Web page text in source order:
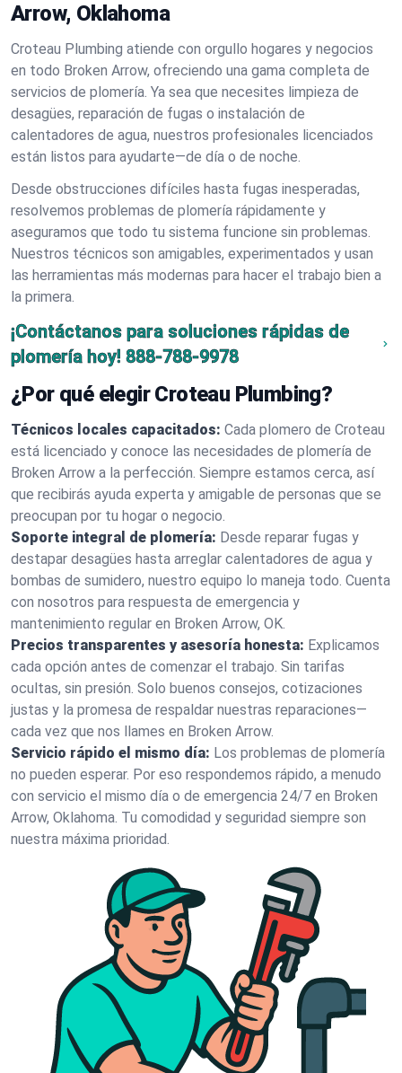
Arrow, Oklahoma
Croteau Plumbing atiende con orgullo hogares y negocios
en todo Broken Arrow, ofreciendo una gama completa de
servicios de plomería. Ya sea que necesites limpieza de
desagües, reparación de fugas o instalación de
calentadores de agua, nuestros profesionales licenciados
están listos para ayudarte—de día o de noche.
Desde obstrucciones difíciles hasta fugas inesperadas,
resolvemos problemas de plomería rápidamente y
aseguramos que todo tu sistema funcione sin problemas.
Nuestros técnicos son amigables, experimentados y usan
las herramientas más modernas para hacer el trabajo bien a
la primera.
¡Contáctanos para soluciones rápidas de
plomería hoy! 888-788-9978
¿Por qué elegir Croteau Plumbing?
Técnicos locales capacitados: Cada plomero de Croteau
está licenciado y conoce las necesidades de plomería de
Broken Arrow a la perfección. Siempre estamos cerca, así
que recibirás ayuda experta y amigable de personas que se
preocupan por tu hogar o negocio.
Soporte integral de plomería: Desde reparar fugas y
destapar desagües hasta arreglar calentadores de agua y
bombas de sumidero, nuestro equipo lo maneja todo. Cuenta
con nosotros para respuesta de emergencia y
mantenimiento regular en Broken Arrow, OK.
Precios transparentes y asesoría honesta: Explicamos
cada opción antes de comenzar el trabajo. Sin tarifas
ocultas, sin presión. Solo buenos consejos, cotizaciones
justas y la promesa de respaldar nuestras reparaciones—
cada vez que nos llames en Broken Arrow.
Servicio rápido el mismo día: Los problemas de plomería
no pueden esperar. Por eso respondemos rápido, a menudo
con servicio el mismo día o de emergencia 24/7 en Broken
Arrow, Oklahoma. Tu comodidad y seguridad siempre son
nuestra máxima prioridad.